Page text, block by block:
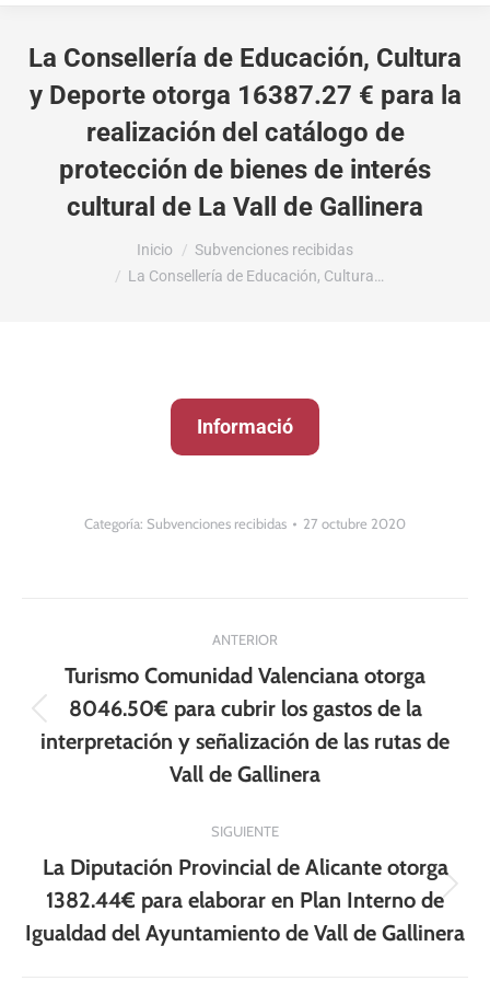
La Consellería de Educación, Cultura
y Deporte otorga 16387.27 € para la
realización del catálogo de
protección de bienes de interés
cultural de La Vall de Gallinera
Inicio
Subvenciones recibidas
La Consellería de Educación, Cultura…
Informació
Categoría: Subvenciones recibidas 27 octubre 2020
entre
publicaciones
ANTERIOR
Publicación
anterior:
Turismo Comunidad Valenciana otorga
8046.50€ para cubrir los gastos de la
interpretación y señalización de las rutas de
Vall de Gallinera
SIGUIENTE
Publicación
siguiente:
La Diputación Provincial de Alicante otorga
1382.44€ para elaborar en Plan Interno de
Igualdad del Ayuntamiento de Vall de Gallinera